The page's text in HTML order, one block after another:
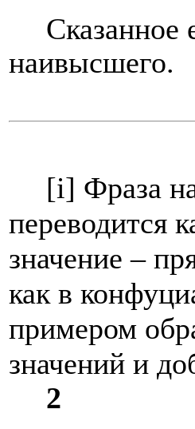
Сказанное
наивысшего.
[i] Фраза
переводится
значение –
как в
примером
значений и
2